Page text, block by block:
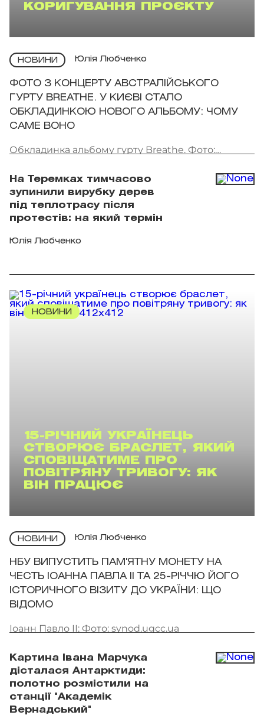
КОРИГУВАННЯ ПРОЄКТУ
НОВИНИ Юлія Любченко
ФОТО З КОНЦЕРТУ АВСТРАЛІЙСЬКОГО
ГУРТУ BREATHE. У КИЄВІ СТАЛО
ОБКЛАДИНКОЮ НОВОГО АЛЬБОМУ: ЧОМУ
САМЕ ВОНО
Обкладинка альбому гурту Breathe. Фото:
На Теремках тимчасово
зупинили вирубку дерев
під теплотрасу після
протестів: на який термін
Юлія Любченко
НОВИНИ
15-РІЧНИЙ УКРАЇНЕЦЬ
СТВОРЮЄ БРАСЛЕТ, ЯКИЙ
СПОВІЩАТИМЕ ПРО
ПОВІТРЯНУ ТРИВОГУ: ЯК
ВІН ПРАЦЮЄ
НОВИНИ Юлія Любченко
НБУ ВИПУСТИТЬ ПАМ'ЯТНУ МОНЕТУ НА
ЧЕСТЬ ІОАННА ПАВЛА II ТА 25-РІЧЧЮ ЙОГО
ІСТОРИЧНОГО ВІЗИТУ ДО УКРАЇНИ: ЩО
ВІДОМО
Іоанн Павло II: Фото: synod.ugcc.ua
Картина Івана Марчука
дісталася Антарктиди:
полотно розмістили на
станції "Академік
Вернадський"